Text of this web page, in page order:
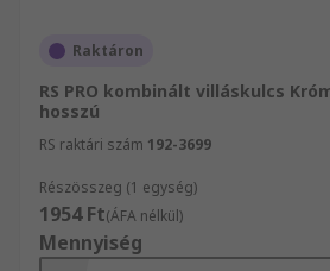
Raktáron
RS PRO kombinált villáskulcs
hosszú
RS raktári szám 192-3699
Részösszeg (1 egység)
1954 Ft(ÁFA nélkül)
Mennyiség